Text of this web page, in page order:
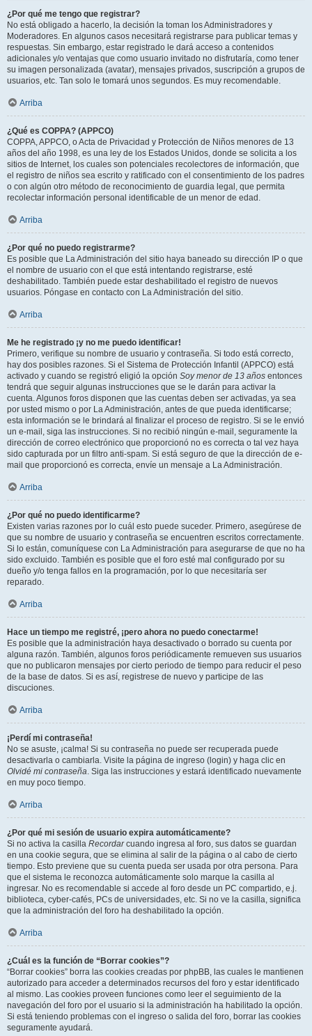
¿Por qué me tengo que registrar?
No está obligado a hacerlo, la decisión la toman los Administradores y
Moderadores. En algunos casos necesitará registrarse para publicar temas y
respuestas. Sin embargo, estar registrado le dará acceso a contenidos
adicionales y/o ventajas que como usuario invitado no disfrutaría, como tener
su imagen personalizada (avatar), mensajes privados, suscripción a grupos de
usuarios, etc. Tan solo le tomará unos segundos. Es muy recomendable.
Arriba
¿Qué es COPPA? (APPCO)
COPPA, APPCO, o Acta de Privacidad y Protección de Niños menores de 13
años del año 1998, es una ley de los Estados Unidos, donde se solicita a los
sitios de Internet, los cuales son potenciales recolectores de información, que
el registro de niños sea escrito y ratificado con el consentimiento de los padres
o con algún otro método de reconocimiento de guardia legal, que permita
recolectar información personal identificable de un menor de edad.
Arriba
¿Por qué no puedo registrarme?
Es posible que La Administración del sitio haya baneado su dirección IP o que
el nombre de usuario con el que está intentando registrarse, esté
deshabilitado. También puede estar deshabilitado el registro de nuevos
usuarios. Póngase en contacto con La Administración del sitio.
Arriba
Me he registrado ¡y no me puedo identificar!
Primero, verifique su nombre de usuario y contraseña. Si todo está correcto,
hay dos posibles razones. Si el Sistema de Protección Infantil (APPCO) está
activado y cuando se registró eligió la opción Soy menor de 13 años entonces
tendrá que seguir algunas instrucciones que se le darán para activar la
cuenta. Algunos foros disponen que las cuentas deben ser activadas, ya sea
por usted mismo o por La Administración, antes de que pueda identificarse;
esta información se le brindará al finalizar el proceso de registro. Si se le envió
un e-mail, siga las instrucciones. Si no recibió ningún e-mail, seguramente la
dirección de correo electrónico que proporcionó no es correcta o tal vez haya
sido capturada por un filtro anti-spam. Si está seguro de que la dirección de e-
mail que proporcionó es correcta, envíe un mensaje a La Administración.
Arriba
¿Por qué no puedo identificarme?
Existen varias razones por lo cuál esto puede suceder. Primero, asegúrese de
que su nombre de usuario y contraseña se encuentren escritos correctamente.
Si lo están, comuníquese con La Administración para asegurarse de que no ha
sido excluido. También es posible que el foro esté mal configurado por su
dueño y/o tenga fallos en la programación, por lo que necesitaría ser
reparado.
Arriba
Hace un tiempo me registré, ¡pero ahora no puedo conectarme!
Es posible que la administración haya desactivado o borrado su cuenta por
alguna razón. También, algunos foros periódicamente remueven sus usuarios
que no publicaron mensajes por cierto periodo de tiempo para reducir el peso
de la base de datos. Si es así, registrese de nuevo y participe de las
discuciones.
Arriba
¡Perdí mi contraseña!
No se asuste, ¡calma! Si su contraseña no puede ser recuperada puede
desactivarla o cambiarla. Visite la página de ingreso (login) y haga clic en
Olvidé mi contraseña. Siga las instrucciones y estará identificado nuevamente
en muy poco tiempo.
Arriba
¿Por qué mi sesión de usuario expira automáticamente?
Si no activa la casilla Recordarcuando ingresa al foro, sus datos se guardan
en una cookie segura, que se elimina al salir de la página o al cabo de cierto
tiempo. Esto previene que su cuenta pueda ser usada por otra persona. Para
que el sistema le reconozca automáticamente solo marque la casilla al
ingresar. No es recomendable si accede al foro desde un PC compartido, e.j.
biblioteca, cyber-cafés, PCs de universidades, etc. Si no ve la casilla, significa
que la administración del foro ha deshabilitado la opción.
Arriba
¿Cuál es la función de “Borrar cookies”?
“Borrar cookies” borra las cookies creadas por phpBB, las cuales le mantienen
autorizado para acceder a determinados recursos del foro y estar identificado
al mismo. Las cookies proveen funciones como leer el seguimiento de la
navegación del foro por el usuario si la administración ha habilitado la opción.
Si está teniendo problemas con el ingreso o salida del foro, borrar las cookies
seguramente ayudará.